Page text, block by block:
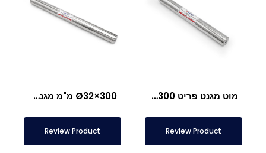
מוט מגנט פריט Ø32×300 מ"מ – נירוסטה
Review Product
Ø32×300 מ"מ מגנט מוט ניאודימיום – נירוסטה
Review Product